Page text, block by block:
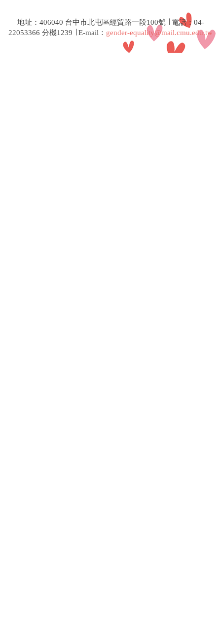
地址：406040 台中市北屯區經貿路一段100號 ∣ 電話：04-
22053366 分機1239 ∣ E-mail： gender-equality@mail.cmu.edu.tw